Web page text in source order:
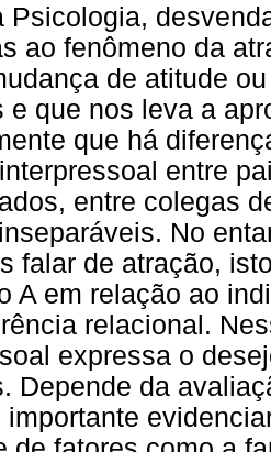
Psicologia,
ao fenômeno da
de atitude
e que nos leva a
que há
entre
entre colegas
No
falar de atração,
A em relação ao
relacional.
expressa o
Depende da
importante